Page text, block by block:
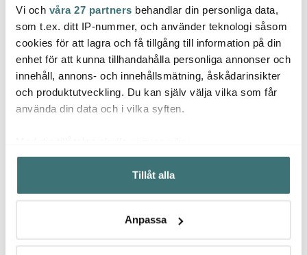
Vi och våra 27 partners behandlar din personliga data,
som t.ex. ditt IP-nummer, och använder teknologi såsom
cookies för att lagra och få tillgång till information på din
enhet för att kunna tillhandahålla personliga annonser och
innehåll, annons- och innehållsmätning, åskådarinsikter
och produktutveckling. Du kan själv välja vilka som får
använda din data och i vilka syften.
Samla in information om din geografiska plats som
kan ha en noggrannhet på upp till flera meter
Identifiera din enhet genom att aktivt skanna den för
Ta reda på mer om hur dina personliga uppgifter
Tillåt alla
Anpassa
Modern House
Tortillavärmare 30 cm
199 kr
I lager
Satake
Tång 2-pack Bambu
104 kr 149 kr
I lager
cm vit
559
Låt dig inspireras av våra kunder